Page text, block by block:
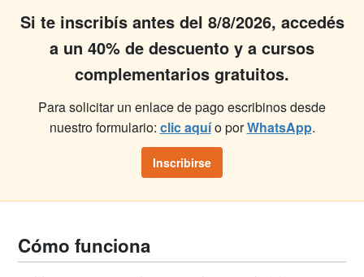
Si te inscribís antes del 8/8/2026, accedés
a un 40% de descuento y a cursos
complementarios gratuitos.
Para solicitar un enlace de pago escribinos desde
nuestro formulario: clic aquío porWhatsApp.
Inscribirse
Cómo funciona